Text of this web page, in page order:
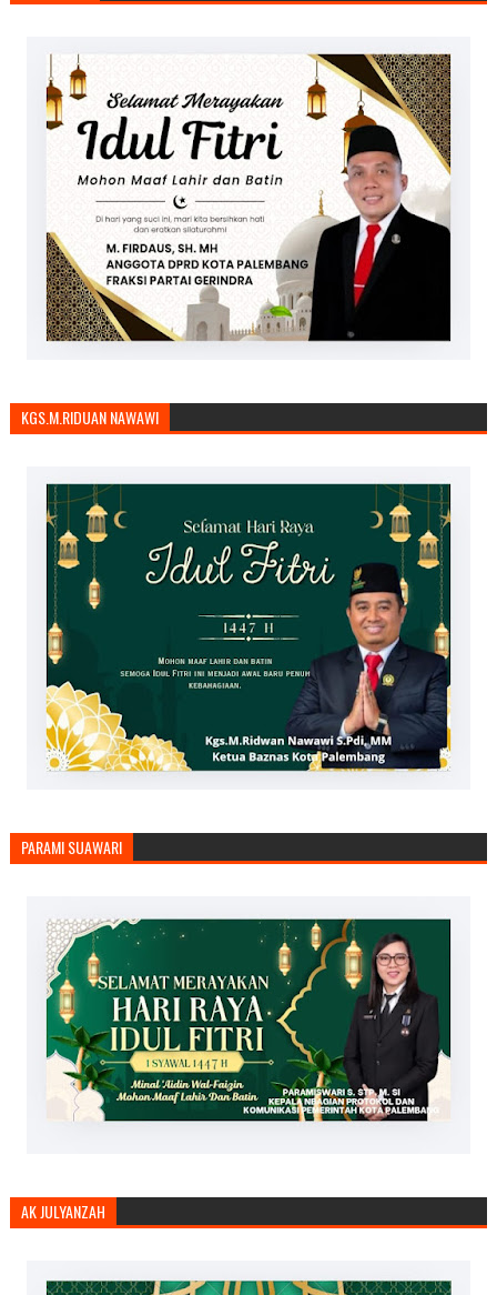
KGS.M.RIDUAN NAWAWI
PARAMI SUAWARI
AK JULYANZAH